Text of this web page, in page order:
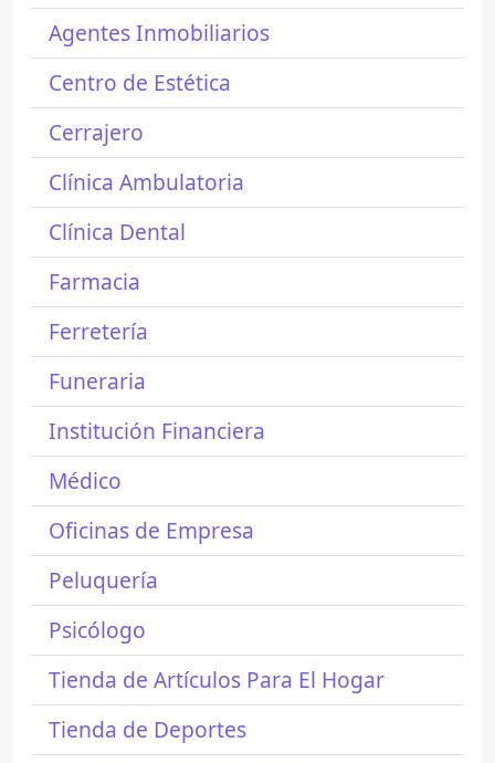
Agentes Inmobiliarios
Centro de Estética
Cerrajero
Clínica Ambulatoria
Clínica Dental
Farmacia
Ferretería
Funeraria
Institución Financiera
Médico
Oficinas de Empresa
Peluquería
Psicólogo
Tienda de Artículos Para El Hogar
Tienda de Deportes